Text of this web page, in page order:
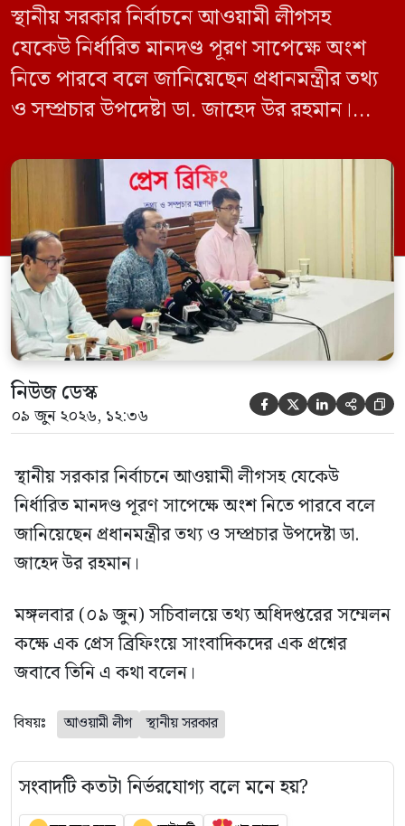
স্থানীয় সরকার নির্বাচনে আওয়ামী লীগসহ
যেকেউ নির্ধারিত মানদণ্ড পূরণ সাপেক্ষে অংশ
নিতে পারবে বলে জানিয়েছেন প্রধানমন্ত্রীর তথ্য
ও সম্প্রচার উপদেষ্টা ডা. জাহেদ উর রহমান।
সম্মেলন কক্ষে এক প্রেস ব্রিফিংয়ে সাংবাদিকদের
এক প্রশ্নের জবাবে তিনি এ কথা বলেন।
নিউজ ডেস্ক
০৯ জুন ২০২৬, ১২:৩৬     
স্থানীয় সরকার নির্বাচনে আওয়ামী লীগসহ যেকেউ
নির্ধারিত মানদণ্ড পূরণ সাপেক্ষে অংশ নিতে পারবে বলে
জানিয়েছেন প্রধানমন্ত্রীর তথ্য ও সম্প্রচার উপদেষ্টা ডা.
জাহেদ উর রহমান।
মঙ্গলবার (০৯ জুন) সচিবালয়ে তথ্য অধিদপ্তরের সম্মেলন
কক্ষে এক প্রেস ব্রিফিংয়ে সাংবাদিকদের এক প্রশ্নের
জবাবে তিনি এ কথা বলেন।
বিষয়ঃ আওয়ামী লীগ স্থানীয় সরকার
সংবাদটি কতটা নির্ভরযোগ্য বলে মনে হয়?